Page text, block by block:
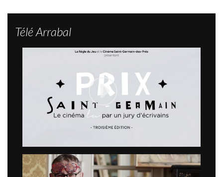
Télé Arrabal